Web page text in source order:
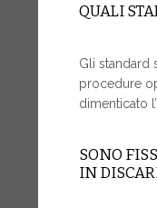
QUALI
Gli standard
procedure
dimenticato
SONO
IN